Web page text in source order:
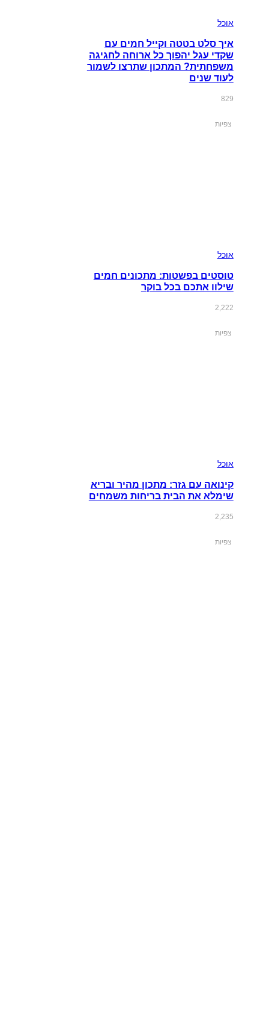
אוכל
איך סלט בטטה וקייל חמים עם
שקדי עגל יהפוך כל ארוחה לחגיגה
משפחתית? המתכון שתרצו לשמור
לעוד שנים
829
צפיות
אוכל
טוסטים בפשטות: מתכונים חמים
שילוו אתכם בכל בוקר
2,222
צפיות
אוכל
קינואה עם גזר: מתכון מהיר ובריא
שימלא את הבית בריחות משמחים
2,235
צפיות